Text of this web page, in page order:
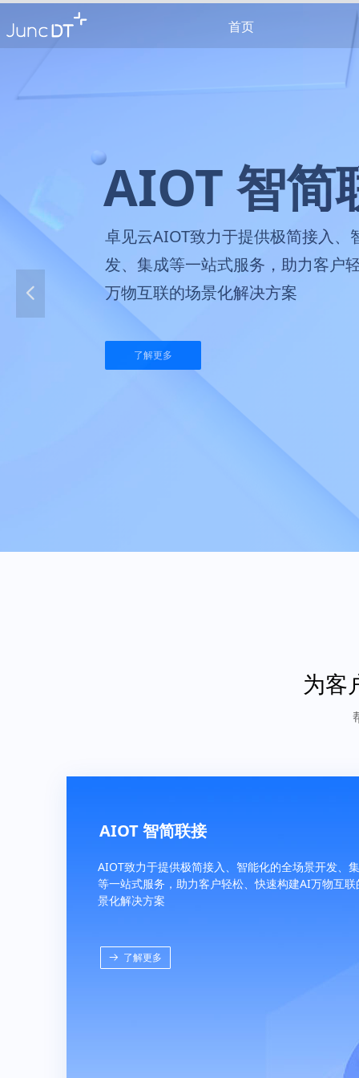
首页
发，帮助企
넳
为客
AIOT 智简联接
AIOT致力于提供极简接入、智能化的全场景开发、
等一站式服务，助力客户轻松、快速构建AI万物互联
景化解决方案
뀠 了解更多